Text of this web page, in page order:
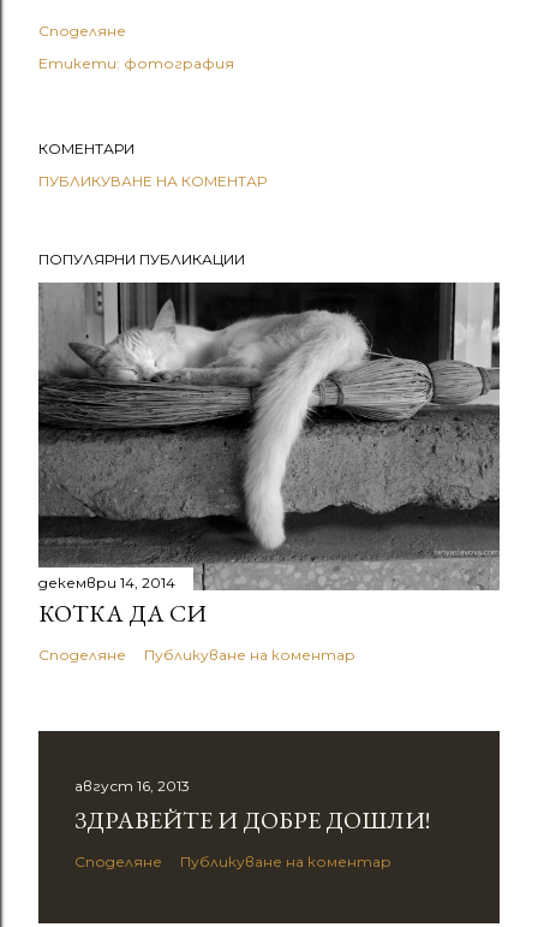
Споделяне
Етикети: фотография
КОМЕНТАРИ
ПУБЛИКУВАНЕ НА КОМЕНТАР
ПОПУЛЯРНИ ПУБЛИКАЦИИ
декември 14, 2014
КОТКА ДА СИ
Споделяне Публикуване на коментар
август 16, 2013
ЗДРАВЕЙТЕ И ДОБРЕ ДОШЛИ!
Споделяне Публикуване на коментар